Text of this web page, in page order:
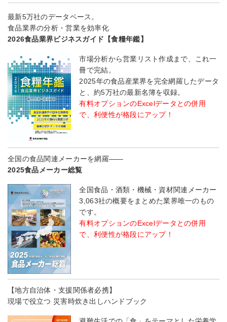
最新5万社のデータベース。
食品業界の分析・営業を効率化
2026食品業界ビジネスガイド【食糧年鑑】
市場分析から営業リスト作成まで、これ一
冊で完結。
2025年の食品産業界を完全網羅したデータ
と、約5万社の最新名簿を収録。
有料オプションのExcelデータとの併用
で、利便性が格段にアップ！
全国の食品関連メーカーを網羅――
2025食品メーカー総覧
全国食品・酒類・機械・資材関連メーカー
3,063社の概要をまとめた業界唯一のもの
です。
有料オプションのExcelデータとの併用
で、利便性が格段にアップ！
【地方自治体・支援関係者必携】
現場で役立つ 災害時炊き出しハンドブック